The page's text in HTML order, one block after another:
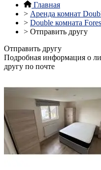
Главная
> Аренда комнат
> Double комната
> Отправить другу
Отправить другу
Подробная информация о
другу по почте